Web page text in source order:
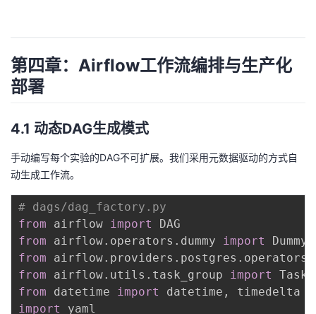
第四章：Airflow工作流编排与生产化
部署
4.1 动态DAG生成模式
手动编写每个实验的DAG不可扩展。我们采用元数据驱动的方式自
动生成工作流。
# dags/dag_factory.py
from airflow import
from airflow. operators . dummy
import
from airflow. providers . postgres . operators
from airflow. utils . task_group
import
from datetime import datetime ,
import